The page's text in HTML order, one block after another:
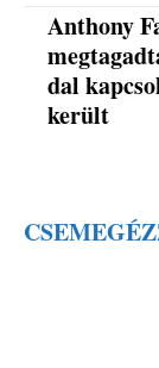
Anthony
dal
került